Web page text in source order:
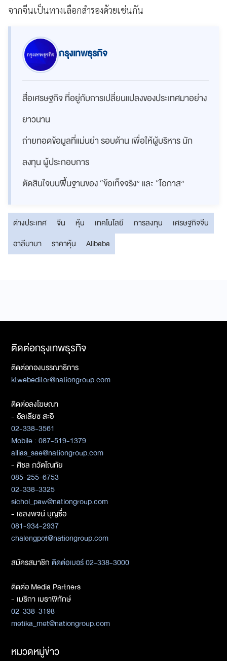
จากจีนเป็นทางเลือกสำรองด้วยเช่นกัน
กรุงเทพธุรกิจ
สื่อเศรษฐกิจ ที่อยู่กับการเปลี่ยนแปลงของประเทศมาอย่าง
ยาวนาน
ถ่ายทอดข้อมูลที่แม่นยำ รอบด้าน เพื่อให้ผู้บริหาร นัก
ลงทุน ผู้ประกอบการ
ตัดสินใจบนพื้นฐานของ “ข้อเท็จจริง” และ “โอกาส”
ต่างประเทศ จีน หุ้น เทคโนโลยี การลงทุน
เศรษฐกิจจีน
อาลีบาบา
ราคาหุ้น Alibaba
ติดต่อกรุงเทพธุรกิจ
ติดต่อกองบรรณาธิการ
ktwebeditor@nationgroup.com
ติดต่อลงโฆษณา
- อัลเลียซ สะอิ
02-338-3561
Mobile : 087-519-1379
allias_sae@nationgroup.com
- ศิชล ภวัตโณทัย
085-255-6753
02-338-3325
sichol_paw@nationgroup.com
- เชลงพจน์ บุญซื่อ
081-934-2937
chalengpot@nationgroup.com
สมัครสมาชิกติดต่อเบอร์ 02-338-3000
ติดต่อ Media Partners
- เมธิกา เมธาพิทักษ์
02-338-3198
metika_met@nationgroup.com
หมวดหมู่ข่าว